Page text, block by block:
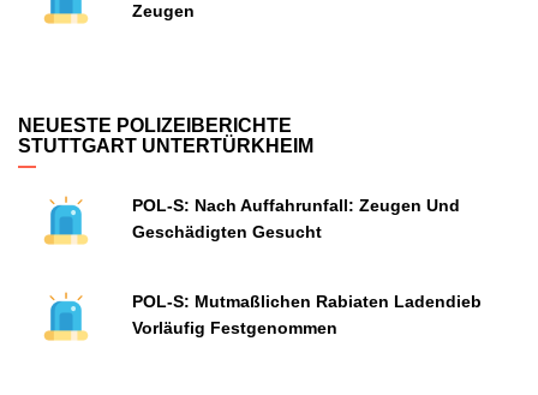
Zeugen
NEUESTE POLIZEIBERICHTE
STUTTGART UNTERTÜRKHEIM
POL-S: Nach Auffahrunfall: Zeugen Und
Geschädigten Gesucht
POL-S: Mutmaßlichen Rabiaten Ladendieb
Vorläufig Festgenommen